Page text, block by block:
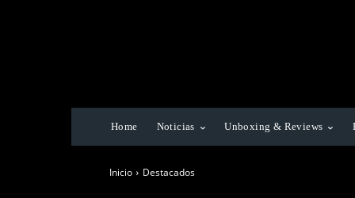
Home Noticias Unboxing & Reviews
Inicio Destacados